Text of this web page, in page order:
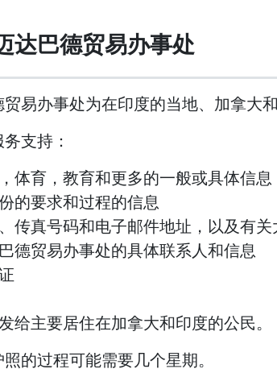
达巴德贸易办事处
易办事处为在印度的当地、加拿大
支持：
体育，教育和更多的一般或具体信息
的要求和过程的信息
传真号码和电子邮件地址，以及有
德贸易办事处的具体联系人和信息
给主要居住在加拿大和印度的公民。
的过程可能需要几个星期。